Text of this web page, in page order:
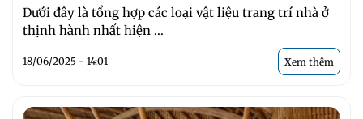
Dưới đây là tổng hợp các loại vật liệu trang trí nhà ở
thịnh hành nhất hiện ...
18/06/2025 - 14:01 Xem thêm